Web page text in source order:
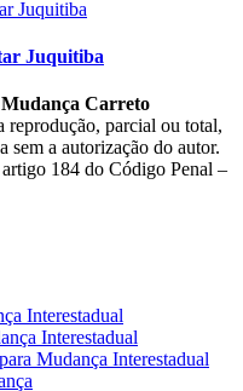
Juquitiba
Carreto
reprodução, parcial ou total,
sem a autorização do autor.
184 do Código Penal –
Interestadual
Interestadual
Mudança Interestadual